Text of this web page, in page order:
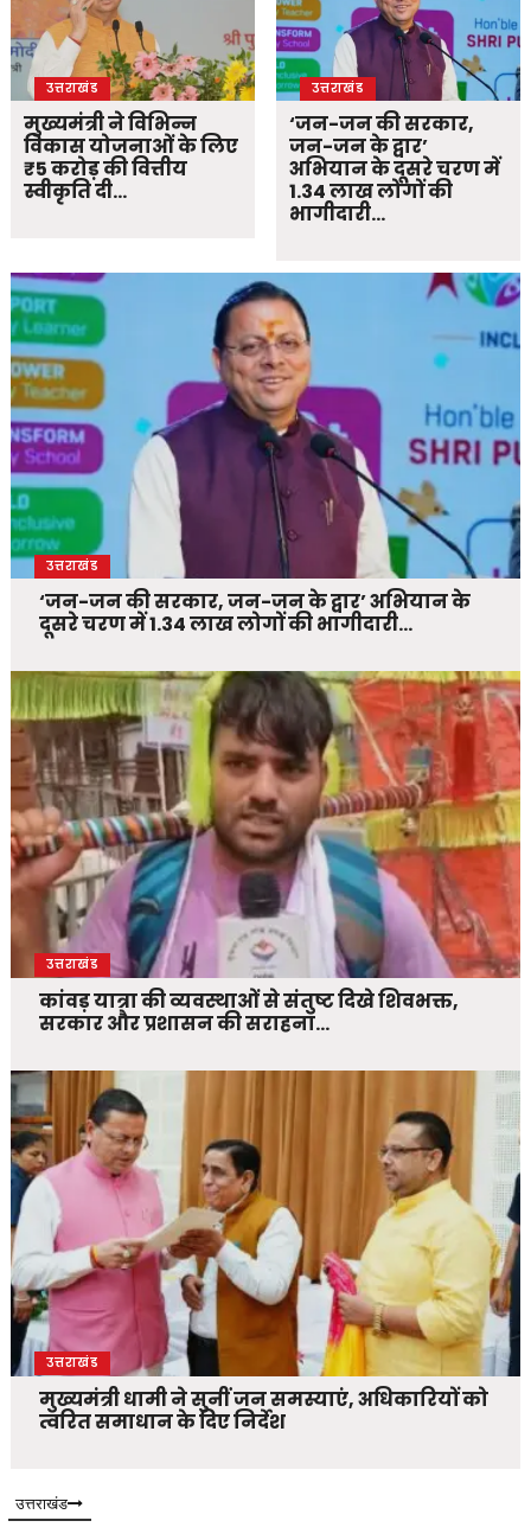
उत्तराखंड
मुख्यमंत्री ने विभिन्न
विकास योजनाओं के लिए
₹5 करोड़ की वित्तीय
स्वीकृति दी…
उत्तराखंड
‘जन-जन की सरकार,
जन-जन के द्वार’
अभियान के दूसरे चरण में
1.34 लाख लोगों की
भागीदारी…
उत्तराखंड
‘जन-जन की सरकार, जन-जन के द्वार’ अभियान के
दूसरे चरण में 1.34 लाख लोगों की भागीदारी…
उत्तराखंड
कांवड़ यात्रा की व्यवस्थाओं से संतुष्ट दिखे शिवभक्त,
सरकार और प्रशासन की सराहना…
उत्तराखंड
मुख्यमंत्री धामी ने सुनीं जन समस्याएं, अधिकारियों को
त्वरित समाधान के दिए निर्देश
उत्तराखंड